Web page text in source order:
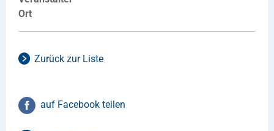
Ort
Zurück zur Liste
auf Facebook teilen